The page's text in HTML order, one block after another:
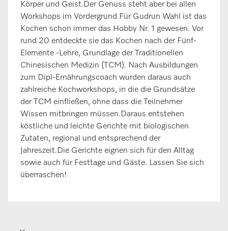
Körper und Geist.Der Genuss steht aber bei allen
Workshops im Vordergrund.Für Gudrun Wahl ist das
Kochen schon immer das Hobby Nr. 1 gewesen. Vor
rund 20 entdeckte sie das Kochen nach der Fünf-
Elemente -Lehre, Grundlage der Traditionellen
Chinesischen Medizin (TCM). Nach Ausbildungen
zum Dipl-Ernährungscoach wurden daraus auch
zahlreiche Kochworkshops, in die die Grundsätze
der TCM einfließen, ohne dass die Teilnehmer
Wissen mitbringen müssen.Daraus entstehen
köstliche und leichte Gerichte mit biologischen
Zutaten, regional und entsprechend der
Jahreszeit.Die Gerichte eignen sich für den Alltag
sowie auch für Festtage und Gäste. Lassen Sie sich
überraschen!